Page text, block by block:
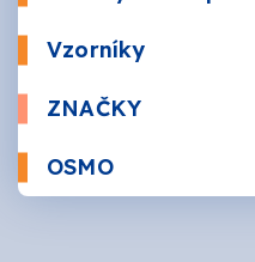
Vzorníky
ZNAČKY
OSMO